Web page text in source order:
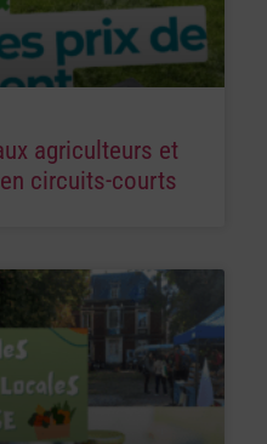
agriculteurs et
circuits-courts